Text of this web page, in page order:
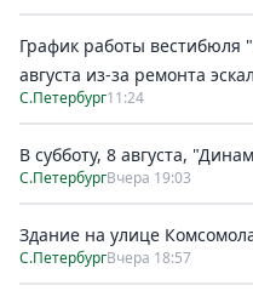
График работы вестибюля
августа из-за ремонта
С.Петербург11:24
В субботу, 8 августа,
С.ПетербургВчера 19:03
Здание на улице
С.ПетербургВчера 18:57